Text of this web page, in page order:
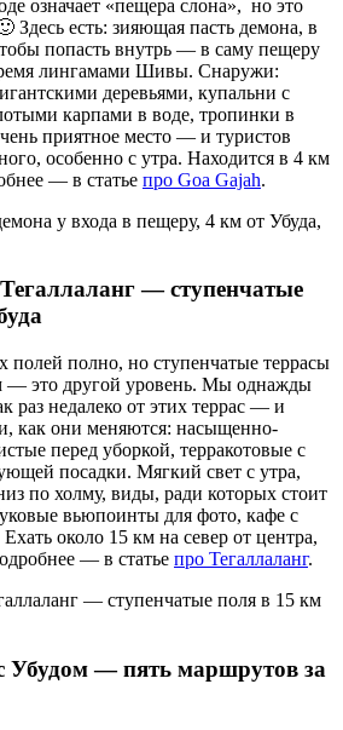
означает «пещера слона», но это
Здесь есть: зияющая пасть демона, в
попасть внутрь — в саму пещеру
лингамами Шивы. Снаружи:
деревьями, купальни с
карпами в воде, тропинки в
приятное место — и туристов
особенно с утра. Находится в 4 км
— в статье про Goa Gajah.
— ступенчатые
полей полно, но ступенчатые террасы
— это другой уровень. Мы однажды
раз недалеко от этих террас — и
как они меняются: насыщенно-
перед уборкой, терракотовые с
посадки. Мягкий свет с утра,
по холму, виды, ради которых стоит
вьюпоинты для фото, кафе с
около 15 км на север от центра,
— в статье про Тегаллаланг.
Убудом — пять маршрутов за